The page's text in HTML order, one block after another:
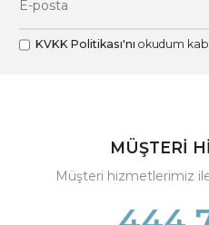
KVKK Politikası'nı okudum
MÜŞTERİ
Müşteri hizmetlerimiz